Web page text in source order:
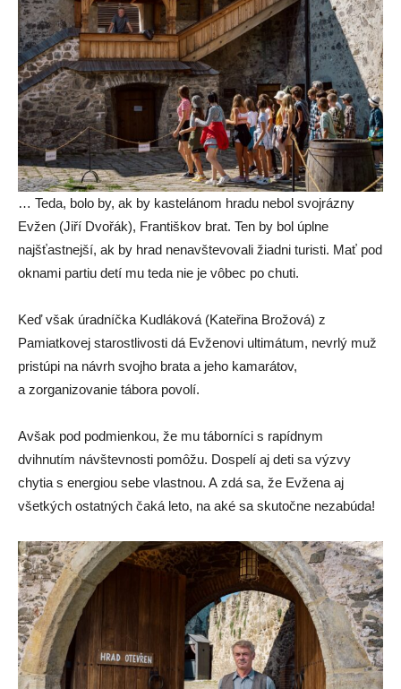
… Teda, bolo by, ak by kastelánom hradu nebol svojrázny
Evžen (Jiří Dvořák), Františkov brat. Ten by bol úplne
najšťastnejší, ak by hrad nenavštevovali žiadni turisti. Mať pod
oknami partiu detí mu teda nie je vôbec po chuti.
Keď však úradníčka Kudláková (Kateřina Brožová) z
Pamiatkovej starostlivosti dá Evženovi ultimátum, nevrlý muž
pristúpi na návrh svojho brata a jeho kamarátov,
a zorganizovanie tábora povolí.
Avšak pod podmienkou, že mu táborníci s rapídnym
dvihnutím návštevnosti pomôžu. Dospelí aj deti sa výzvy
chytia s energiou sebe vlastnou. A zdá sa, že Evžena aj
všetkých ostatných čaká leto, na aké sa skutočne nezabúda!